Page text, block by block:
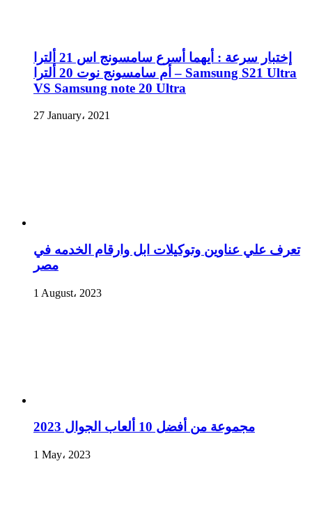
إختبار سرعة : أيهما أسرع سامسونج اس 21 ألترا
أم سامسونج نوت 20 ألترا – Samsung S21 Ultra
VS Samsung note 20 Ultra
27 January، 2021
تعرف علي عناوين وتوكيلات ابل وارقام الخدمه في
مصر
1 August، 2023
مجموعة من أفضل 10 ألعاب الجوال 2023
1 May، 2023